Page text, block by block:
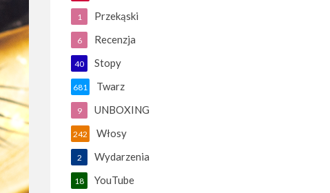
Przekąski
1
Recenzja
6
Stopy
40
Twarz
681
UNBOXING
9
Włosy
242
Wydarzenia
2
YouTube
18